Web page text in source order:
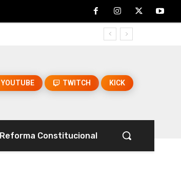
YOUTUBE TWITCH KICK
Reforma Constitucional